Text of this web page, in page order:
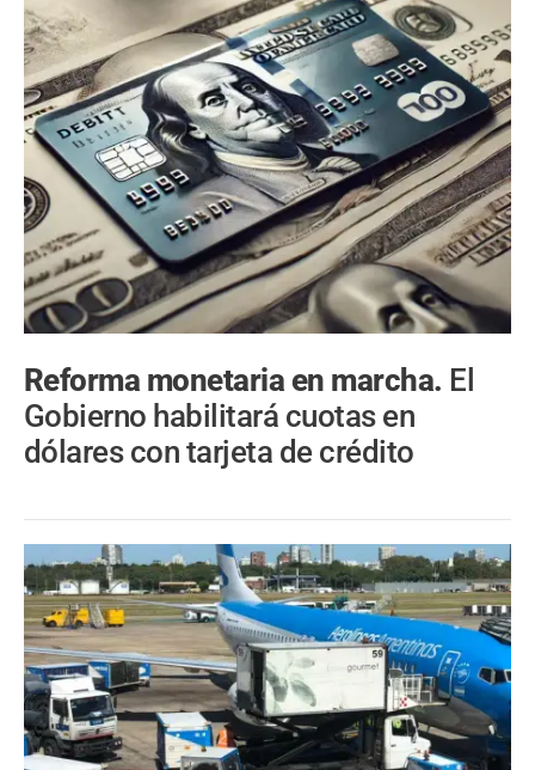
Reforma monetaria en marcha. El
Gobierno habilitará cuotas en
dólares con tarjeta de crédito